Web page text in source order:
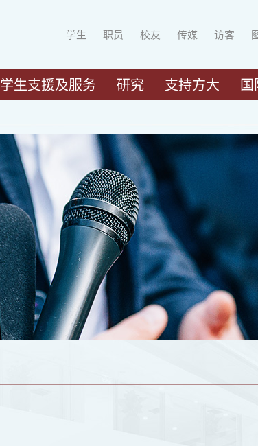
学生 职员 校友 传媒 访客
学生支援及服务 研究 支持方大 国